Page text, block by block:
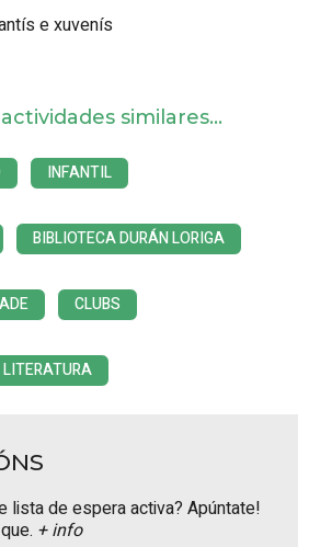
e xuvenís
similares...
INFANTIL
BIBLIOTECA DURÁN LORIGA
CLUBS
LITERATURA
lista de espera activa? Apúntate!
+ info